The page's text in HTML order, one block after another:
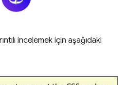
incelemek için aşağıdaki